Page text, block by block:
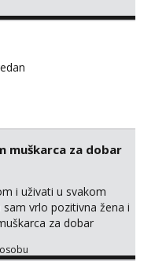
muškarca za dobar
i uživati u svakom
sam vrlo pozitivna žena i
za dobar
tamo, cekam te!